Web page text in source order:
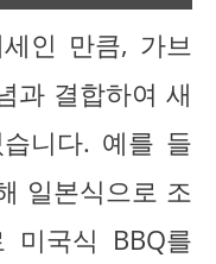
인 만큼, 가브
과 결합하여 새
니다. 예를 들
일본식으로 조
미국식 BBQ를